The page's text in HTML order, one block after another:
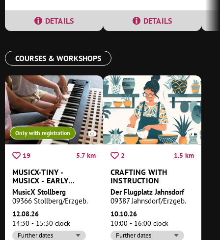
DETAILS DETAILS
COURSES & WORKSHOPS
Only with registration
19 5.7 km
MUSICX-TINY -
MUSICX - EARLY
MUSICAL EDUCATION
MusicX Stollberg
09366 Stollberg/Erzgeb.
12.08.26
14:30 - 15:30 clock
Further dates
2 1.5 km
CRAFTING WITH
INSTRUCTION
Der Flugplatz Jahnsdorf
09387 Jahnsdorf/Erzgeb.
10.10.26
10:00 - 16:00 clock
Further dates